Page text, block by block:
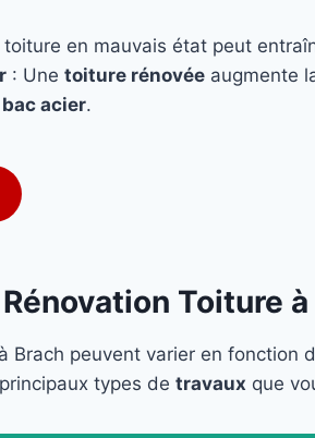
toiture en mauvais état peut
: Une toiture rénovée augmente
bac acier.
Toiture
à Brach peuvent varier en fonction
types de travaux que